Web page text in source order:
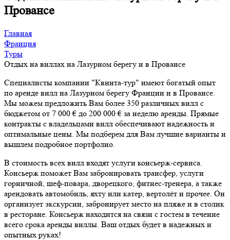
Провансе
Главная
Франция
Туры
Отдых на виллах на Лазурном берегу и в Провансе
Специалисты компании "Квинта-тур" имеют богатый опыт
по аренде вилл на Лазурном берегу Франции и в Провансе.
Мы можем предложить Вам более 350 различных вилл с
бюджетом от 7 000 € до 200 000 € за неделю аренды. Прямые
контракты с владельцами вилл обеспечивают надежность и
оптимальные цены. Мы подберем для Вам лучшие варианты и
вышлем подробное портфолио.
В стоимость всех вилл входят услуги консьерж-сервиса.
Консьерж поможет Вам забронировать трансфер, услуги
горничной, шеф-повара, дворецкого, фитнес-тренера, а также
арендовать автомобиль, яхту или катер, вертолёт и прочее. Он
организует экскурсии, забронирует место на пляже и в столик
в ресторане. Консьерж находится на связи с гостем в течение
всего срока аренды виллы. Ваш отдых будет в надежных и
опытных руках!